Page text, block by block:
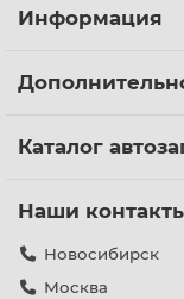
Информация
Каталог
Наши
Новосибирск
Москва